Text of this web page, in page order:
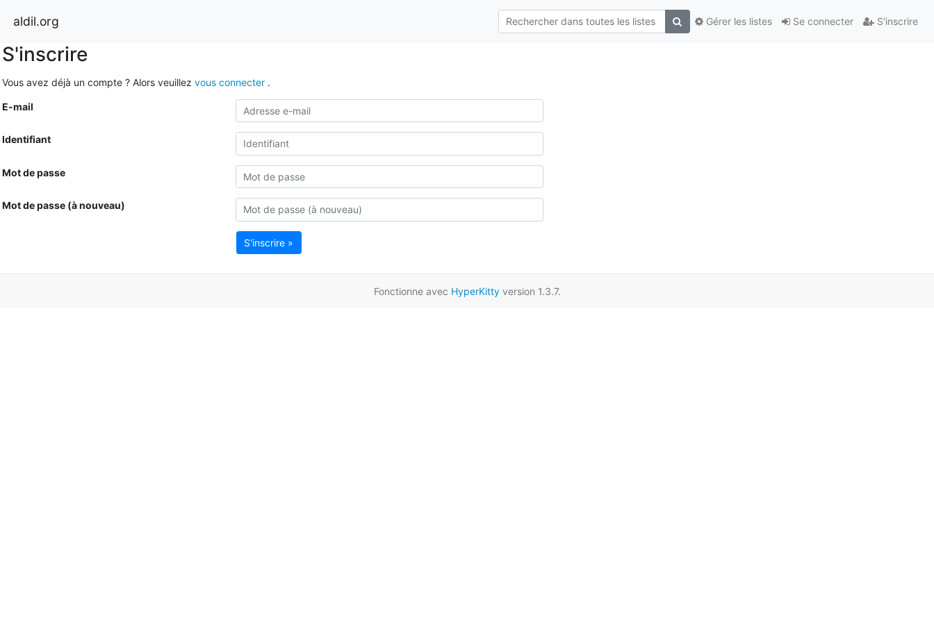
aldil.org Se connecter S'inscrire
Gérer les listes
S'inscrire
Vous avez déjà un compte ? Alors veuillez vous connecter .
E-mail
Identifiant
Mot de passe
Mot de passe (à nouveau)
S'inscrire »
Fonctionne avec HyperKittyversion 1.3.7.